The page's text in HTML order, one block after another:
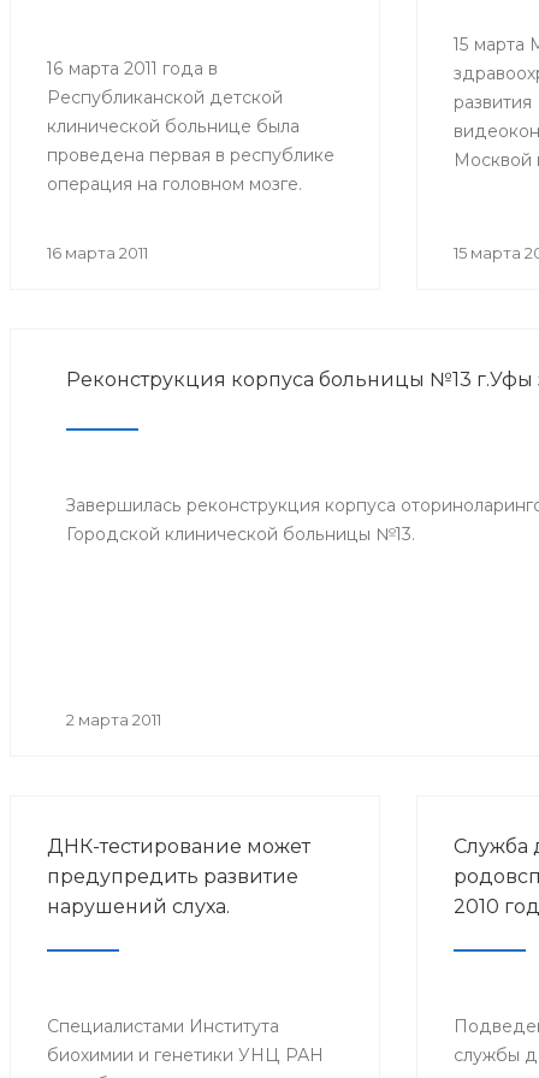
16 марта 2011 года в
Республиканской детской
клинической больнице была
проведена первая в республике
операция на головном мозге.
16 марта 2011
15 марта
Москвой
15 марта
Реконструкция корпуса больницы №13 г.Уфы
Завершилась реконструкция корпуса
Городской клинической больницы №13.
2 марта 2011
ДНК-тестирование может
предупредить развитие
нарушений слуха.
Специалистами Института
биохимии и генетики УНЦ РАН
Служба
2010
службы